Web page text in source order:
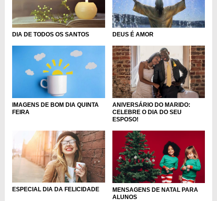
DIA DE TODOS OS SANTOS DEUS É AMOR
IMAGENS DE BOM DIA QUINTA
FEIRA
ANIVERSÁRIO DO MARIDO:
CELEBRE O DIA DO SEU
ESPOSO!
ESPECIAL DIA DA FELICIDADE
MENSAGENS DE NATAL PARA
ALUNOS